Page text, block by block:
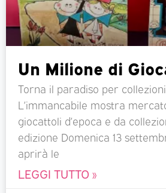
Un Milione di
Torna il paradiso per
L’immancabile mostra
giocattoli d’epoca e da
edizione Domenica 13
aprirà le
LEGGI TUTTO »